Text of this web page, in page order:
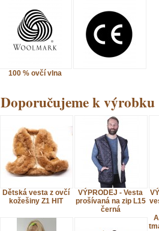
100 % ovčí vlna
Doporučujeme k výrobku
Dětská vesta z ovčí
kožešiny Z1 HIT
VÝPRODEJ - Vesta
prošívaná na zip L15
černá